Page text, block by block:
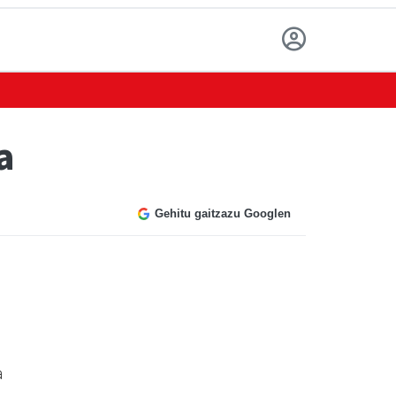
Gehitu gaitzazu Googlen